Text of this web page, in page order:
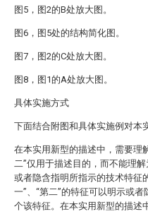
图5，图2的B处放大图。
图6，图5处的结构简化图。
图7，图2的C处放大图。
图8，图1的A处放大图。
具体实施方式
下面结合附图和具体实施例对本
在本实用新型的描述中，需要理
二”仅用于描述目的，而不能理
或者隐含指明所指示的技术特征
一”、“第二”的特征可以明示或
个该特征。在本实用新型的描述